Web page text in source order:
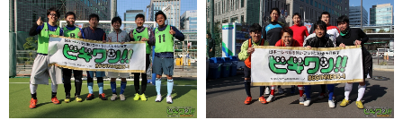
参加者の声